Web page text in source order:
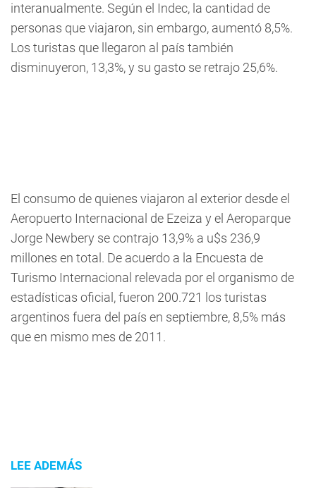
interanualmente. Según el Indec, la cantidad de
personas que viajaron, sin embargo, aumentó 8,5%.
Los turistas que llegaron al país también
disminuyeron, 13,3%, y su gasto se retrajo 25,6%.
El consumo de quienes viajaron al exterior desde el
Aeropuerto Internacional de Ezeiza y el Aeroparque
Jorge Newbery se contrajo 13,9% a u$s 236,9
millones en total. De acuerdo a la Encuesta de
Turismo Internacional relevada por el organismo de
estadísticas oficial, fueron 200.721 los turistas
argentinos fuera del país en septiembre, 8,5% más
que en mismo mes de 2011.
LEE ADEMÁS